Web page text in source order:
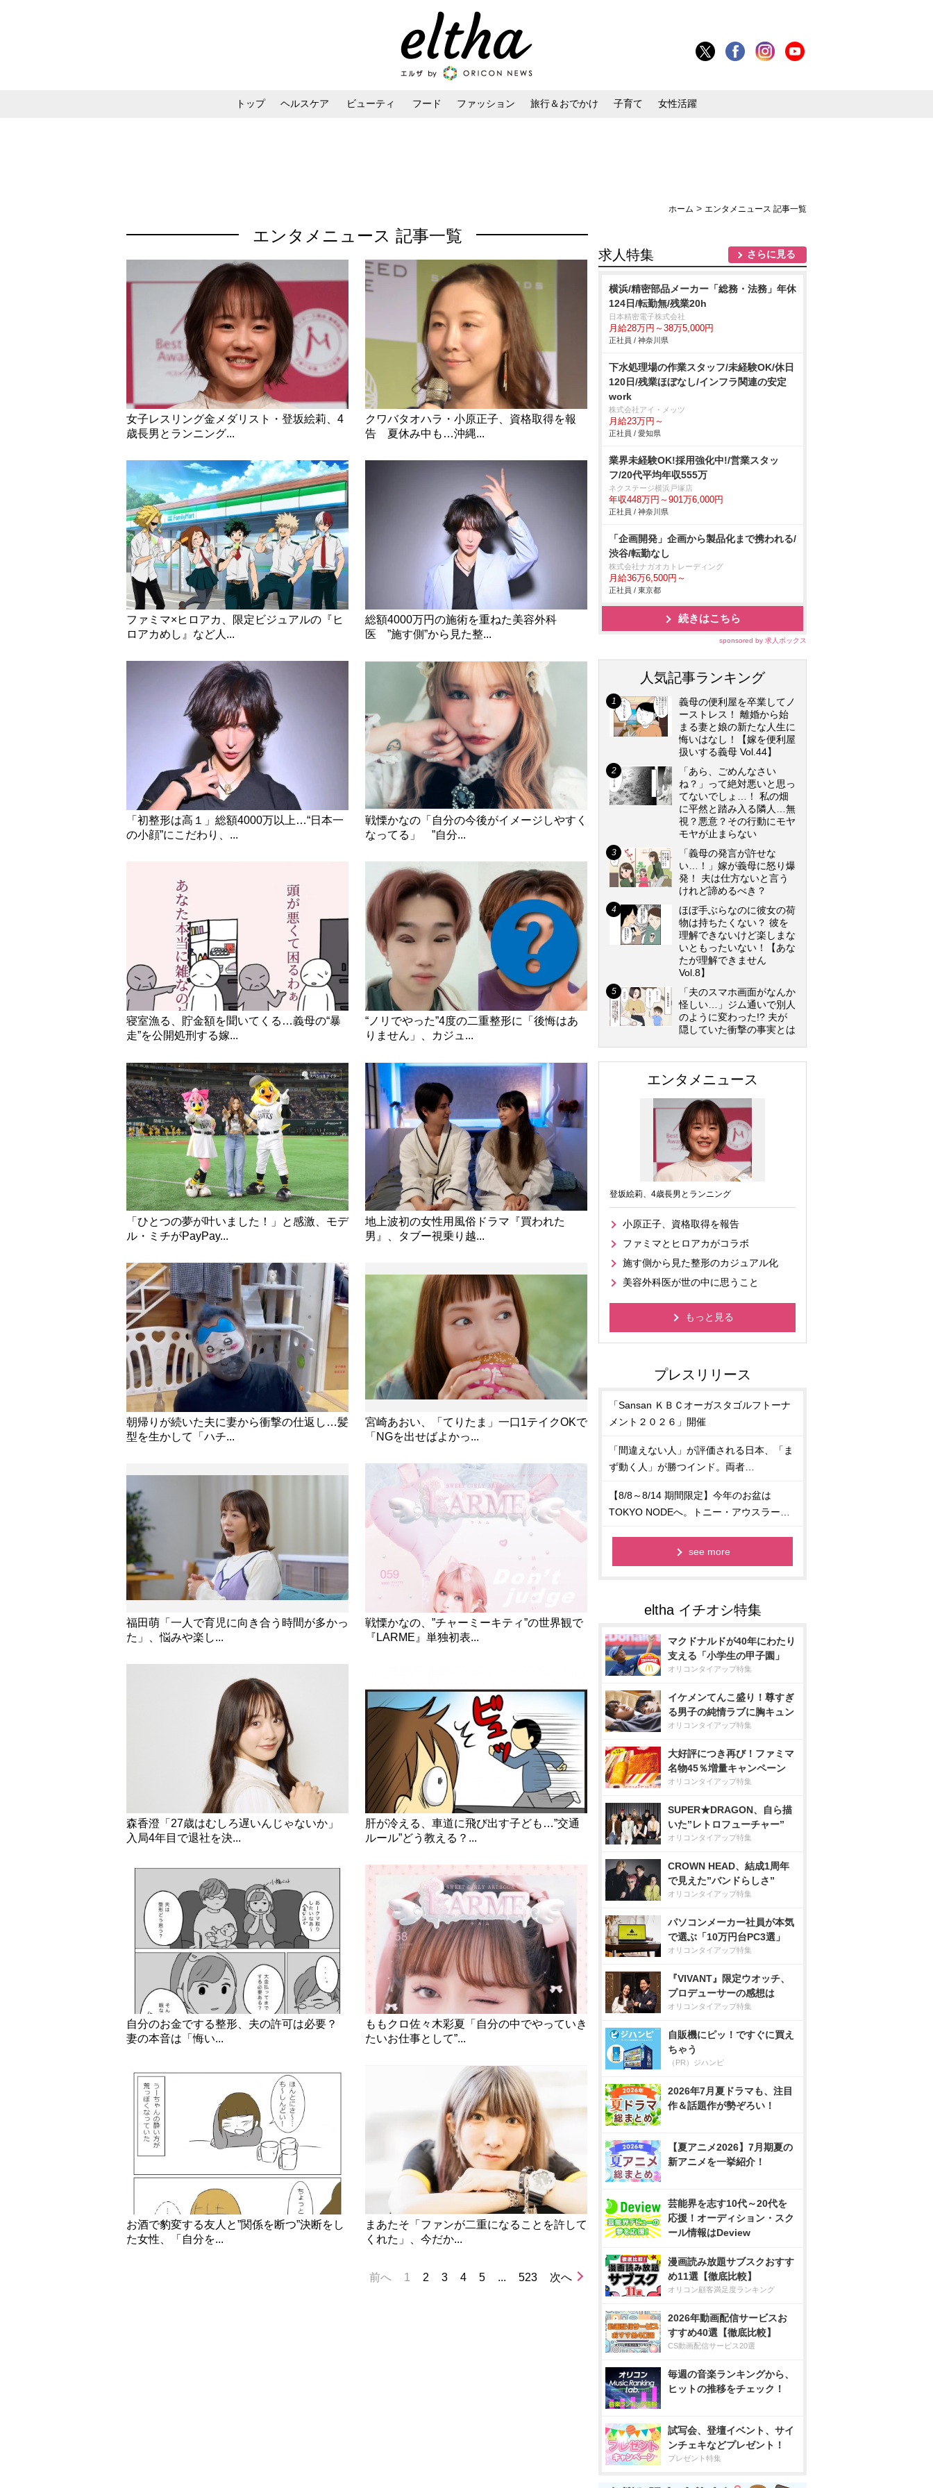
トップ ヘルスケア ビューティ フード ファッション 旅行＆おでかけ 子育て 女性活躍
ホーム > エンタメニュース 記事一覧
エンタメニュース 記事一覧
女子レスリング金メダリスト・登坂絵莉、4
歳長男とランニング...
クワバタオハラ・小原正子、資格取得を報
告 夏休み中も…沖縄...
ファミマ×ヒロアカ、限定ビジュアルの『ヒ
ロアカめし』など人...
総額4000万円の施術を重ねた美容外科
医 ”施す側”から見た整...
「初整形は高１」総額4000万以上…“日本一
の小顔”にこだわり、...
戦慄かなの「自分の今後がイメージしやすく
なってる」 ”自分...
寝室漁る、貯金額を聞いてくる…義母の“暴
走”を公開処刑する嫁...
“ノリでやった”4度の二重整形に「後悔はあ
りません」、カジュ...
「ひとつの夢が叶いました！」と感激、モデ
ル・ミチがPayPay...
地上波初の女性用風俗ドラマ『買われた
男』、タブー視乗り越...
朝帰りが続いた夫に妻から衝撃の仕返し…髪
型を生かして「ハチ...
宮崎あおい、「てりたま」一口1テイクOKで
「NGを出せばよかっ...
福田萌「一人で育児に向き合う時間が多かっ
た」、悩みや楽し...
戦慄かなの、”チャーミーキティ”の世界観で
『LARME』単独初表...
森香澄「27歳はむしろ遅いんじゃないか」
入局4年目で退社を決...
肝が冷える、車道に飛び出す子ども…”交通
ルール”どう教える？...
自分のお金でする整形、夫の許可は必要？
妻の本音は「悔い...
ももクロ佐々木彩夏「自分の中でやっていき
たいお仕事として”...
お酒で豹変する友人と”関係を断つ”決断をし
た女性、「自分を...
まあたそ「ファンが二重になることを許して
くれた」、今だか...
前へ 1 2 3 4 5 ... 523 次へ
求人特集 さらに見る
横浜/精密部品メーカー「総務・法務」年休
124日/転勤無/残業20h
日本精密電子株式会社
月給28万円～38万5,000円
正社員 / 神奈川県
下水処理場の作業スタッフ/未経験OK/休日
120日/残業ほぼなし/インフラ関連の安定
work
株式会社アイ・メッツ
月給23万円～
正社員 / 愛知県
業界未経験OK!採用強化中!/営業スタッ
フ/20代平均年収555万
ネクステージ横浜戸塚店
年収448万円～901万6,000円
正社員 / 神奈川県
「企画開発」企画から製品化まで携われる/
渋谷/転勤なし
株式会社ナガオカトレーディング
月給36万6,500円～
正社員 / 東京都
続きはこちら
sponsored by 求人ボックス
人気記事ランキング
義母の便利屋を卒業してノ
ーストレス！ 離婚から始
まる妻と娘の新たな人生に
悔いはなし！【嫁を便利屋
扱いする義母 Vol.44】
「あら、ごめんなさい
ね？」って絶対悪いと思っ
てないでしょ…！ 私の畑
に平然と踏み入る隣人…無
視？悪意？その行動にモヤ
モヤが止まらない
「義母の発言が許せな
い…！」嫁が義母に怒り爆
発！ 夫は仕方ないと言う
けれど諦めるべき？
ほぼ手ぶらなのに彼女の荷
物は持ちたくない？ 彼を
理解できないけど楽しまな
いともったいない！【あな
たが理解できません
Vol.8】
「夫のスマホ画面がなんか
怪しい…」ジム通いで別人
のように変わった!? 夫が
隠していた衝撃の事実とは
エンタメニュース
登坂絵莉、4歳長男とランニング
小原正子、資格取得を報告
ファミマとヒロアカがコラボ
施す側から見た整形のカジュアル化
美容外科医が世の中に思うこと
もっと見る
「Sansan ＫＢＣオーガスタゴルフトーナ
メント２０２６」開催
「間違えない人」が評価される日本、「ま
ず動く人」が勝つインド。両者…
【8/8～8/14 期間限定】今年のお盆は
TOKYO NODEへ。トニー・アウスラー…
see more
マクドナルドが40年にわたり
支える「小学生の甲子園」
オリコンタイアップ特集
イケメンてんこ盛り！尊すぎ
る男子の純情ラブに胸キュン
オリコンタイアップ特集
大好評につき再び！ファミマ
名物45％増量キャンペーン
オリコンタイアップ特集
SUPER★DRAGON、自ら描
いた”レトロフューチャー”
オリコンタイアップ特集
CROWN HEAD、結成1周年
で見えた”バンドらしさ”
オリコンタイアップ特集
パソコンメーカー社員が本気
で選ぶ「10万円台PC3選」
オリコンタイアップ特集
『VIVANT』限定ウオッチ、
プロデューサーの感想は
オリコンタイアップ特集
自販機にピッ！ですぐに買え
ちゃう
（PR）ジハンピ
2026年7月夏ドラマも、注目
作＆話題作が勢ぞろい！
【夏アニメ2026】7月期夏の
新アニメを一挙紹介！
芸能界を志す10代～20代を
応援！オーディション・スク
ール情報はDeview
漫画読み放題サブスクおすす
め11選【徹底比較】
オリコン顧客満足度ランキング
2026年動画配信サービスお
すすめ40選【徹底比較】
CS動画配信サービス20選
毎週の音楽ランキングから、
ヒットの推移をチェック！
試写会、登壇イベント、サイ
ンチェキなどプレゼント！
プレゼント特集